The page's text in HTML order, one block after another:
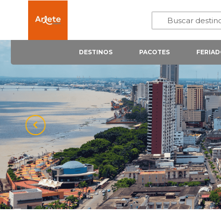
DESTINOS PACOTES